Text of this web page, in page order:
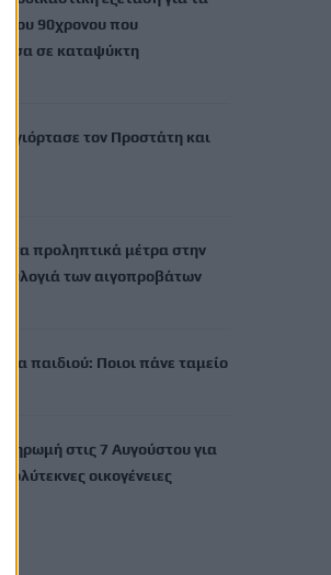
του 90χρονου που
μέσα σε καταψύκτη
γιόρτασε τον Προστάτη και
τα προληπτικά μέτρα στην
ευλογιά των αιγοπροβάτων
παιδιού: Ποιοι πάνε ταμείο
στις 7 Αυγούστου για
πολύτεκνες οικογένειες